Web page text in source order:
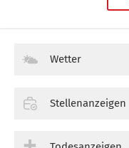
Wetter
Stellenanzeigen